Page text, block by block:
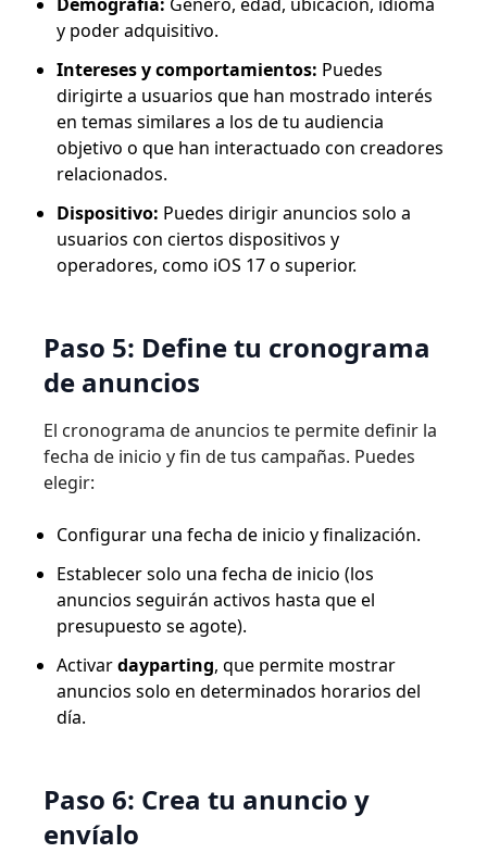
y poder adquisitivo.
Intereses y comportamientos: Puedes
dirigirte a usuarios que han mostrado interés
en temas similares a los de tu audiencia
objetivo o que han interactuado con creadores
relacionados.
Dispositivo: Puedes dirigir anuncios solo a
usuarios con ciertos dispositivos y
operadores, como iOS 17 o superior.
Paso 5: Define tu cronograma
de anuncios
El cronograma de anuncios te permite definir la
fecha de inicio y fin de tus campañas. Puedes
elegir:
Configurar una fecha de inicio y finalización.
Establecer solo una fecha de inicio (los
anuncios seguirán activos hasta que el
presupuesto se agote).
Activardayparting, que permite mostrar
anuncios solo en determinados horarios del
día.
Paso 6: Crea tu anuncio y
envíalo